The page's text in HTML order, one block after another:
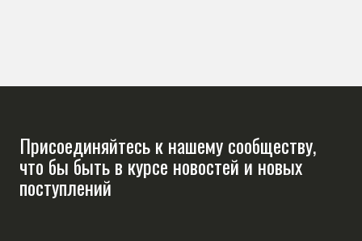
Присоединяйтесь к нашему сообществу,
что бы быть в курсе новостей и новых
поступлений